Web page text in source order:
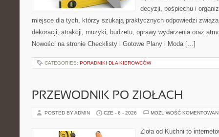
decyzji, pośpiechu i
miejsce dla tych, którzy szukają praktycznych odpowiedzi
dekoracji, atrakcji, muzyki, budżetu, oprawy wydarzenia oraz
Nowości na stronie Checklisty i Gotowe Plany i Moda […]
CATEGORIES: PORADNIKI DLA KIEROWCÓW
PRZEWODNIK PO ZIOŁACH
POSTED BY ADMIN CZE - 6 - 2026 MOŻLIWOŚĆ
Zioła od Kuchni to